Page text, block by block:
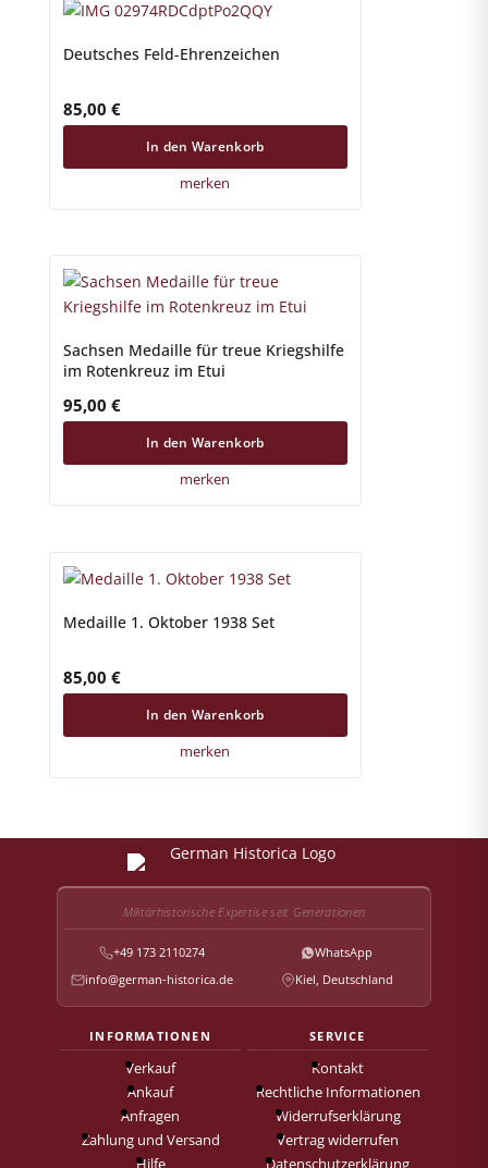
Deutsches Feld-Ehrenzeichen
85,00 €
In den Warenkorb
merken
Sachsen Medaille für treue Kriegshilfe
im Rotenkreuz im Etui
95,00 €
In den Warenkorb
merken
Medaille 1. Oktober 1938 Set
85,00 €
In den Warenkorb
merken
Militärhistorische Expertise seit Generationen
+49 173 2110274
WhatsApp
info@german-historica.de
Kiel, Deutschland
INFORMATIONEN
Verkauf
Ankauf
Anfragen
Zahlung und Versand
Hilfe
SERVICE
Kontakt
Rechtliche Informationen
Widerrufserklärung
Vertrag widerrufen
Datenschutzerklärung